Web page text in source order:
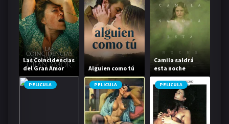
Las Coincidencias
del Gran Amor
Alguien como tú
Camila saldrá
esta noche
PELICULA PELICULA PELICULA